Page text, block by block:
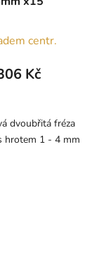
centr.
Kč
dvoubřitá fréza
hrotem 1 - 4 mm